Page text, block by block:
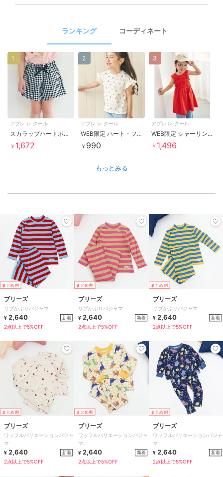
ランキング コーディネート
アプレ レ クール
スカラップハートポケットきゅんパンツ ショート丈
￥ 1,672
1
アプレ レ クール
WEB限定 ハート・フラワーアップリケフリルTシャツ
￥ 990
2
アプレ レ クール
WEB限定 シャーリングリボンカットワンピース
￥ 1,496
3
もっとみる
まとめ割
ブリーズ
リブかぶりパジャマ
¥ 2,640 新着
2点以上で5%OFF
まとめ割
ブリーズ
リブかぶりパジャマ
¥ 2,640 新着
2点以上で5%OFF
まとめ割
ブリーズ
リブかぶりパジャマ
¥ 2,640 新着
2点以上で5%OFF
まとめ割
ブリーズ
ワッフルバリエーションパジャ
マ
¥ 2,640 新着
2点以上で5%OFF
まとめ割
ブリーズ
ワッフルバリエーションパジャ
マ
¥ 2,640 新着
2点以上で5%OFF
まとめ割
ブリーズ
ワッフルバリエーションパジャ
マ
¥ 2,640 新着
2点以上で5%OFF